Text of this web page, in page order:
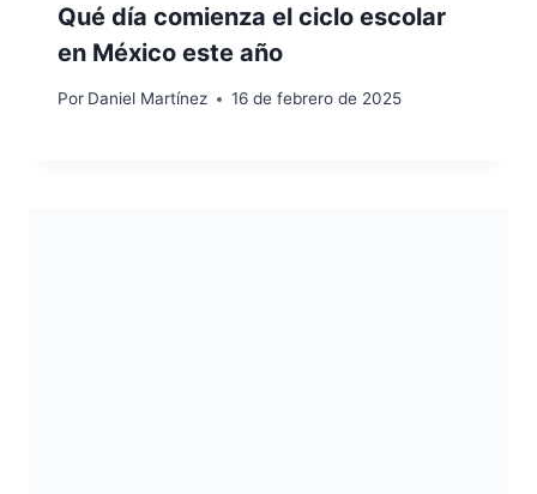
Qué día comienza el ciclo escolar
en México este año
Por Daniel Martínez 16 de febrero de 2025